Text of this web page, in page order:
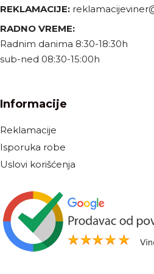
REKLAMACIJE:
RADNO VREME:
Radnim danima 8:30-18:30h
sub-ned 08:30-15:00h
Informacije
Reklamacije
Isporuka robe
Uslovi korišćenja